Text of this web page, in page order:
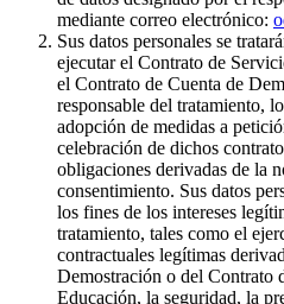
mediante correo electrónico:
Sus datos personales se
ejecutar el Contrato de
el Contrato de Cuenta de
responsable del tratamiento,
adopción de medidas a
celebración de dichos
obligaciones derivadas de la
consentimiento. Sus datos
los fines de los intereses
tratamiento, tales como el
contractuales legítimas
Demostración o del Contrato
Educación, la seguridad, la